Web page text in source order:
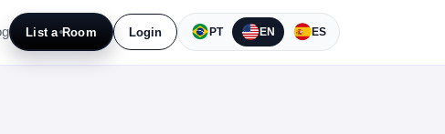
List a Room Login PT EN ES